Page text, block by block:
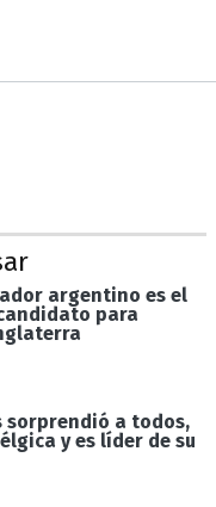
argentino es el
para
sorprendió a todos,
y es líder de su